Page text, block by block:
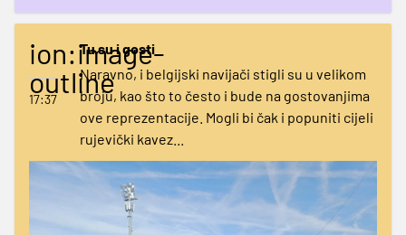
ion:image-
outline
17:37
Tu su i gosti
Naravno, i belgijski navijači stigli su u velikom
broju, kao što to često i bude na gostovanjima
ove reprezentacije. Mogli bi čak i popuniti cijeli
rujevički kavez...